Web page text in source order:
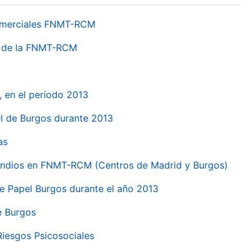
FNMT-RCM
la FNMT-RCM
en el período 2013
de Burgos durante 2013
en FNMT-RCM (Centros de Madrid y Burgos)
Burgos durante el año 2013
Burgos
Psicosociales